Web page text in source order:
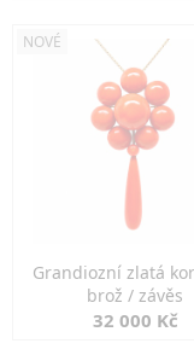
NOVÉ
Grandiozní zlatá
brož / závěs
32 000 Kč